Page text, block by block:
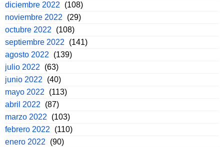
diciembre 2022
(108)
noviembre 2022
(29)
octubre 2022
(108)
septiembre 2022
(141)
agosto 2022
(139)
julio 2022
(63)
junio 2022
(40)
mayo 2022
(113)
abril 2022
(87)
marzo 2022
(103)
febrero 2022
(110)
enero 2022
(90)